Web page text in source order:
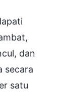
dan
secara
satu